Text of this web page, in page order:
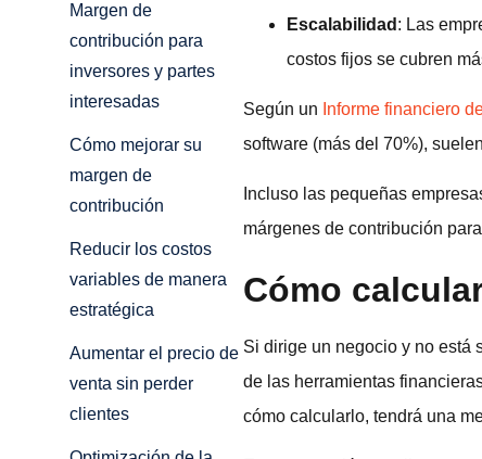
Margen de
contribución para
inversores y partes
interesadas
Cómo mejorar su
margen de
contribución
Reducir los costos
variables de manera
estratégica
Aumentar el precio de
venta sin perder
clientes
Escalabilidad : Las
costos fijos se cubren
Según un Informe financiero
software (más del 70%),
Incluso las pequeñas
márgenes de contribución
Cómo
Si dirige un negocio y no está
de las herramientas
cómo calcularlo, tendrá una